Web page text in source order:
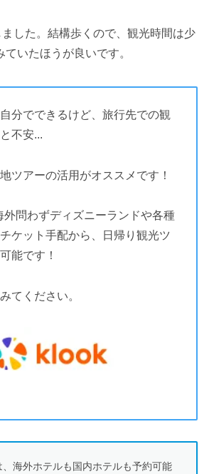
した。結構歩くので、観光時間は少
いたほうが良いです。
分でできるけど、旅行先での観
不安...
ツアーの活用がオススメです！
外問わずディズニーランドや各種
ケット手配から、日帰り観光ツ
能です！
てください。
海外ホテルも国内ホテルも予約可能